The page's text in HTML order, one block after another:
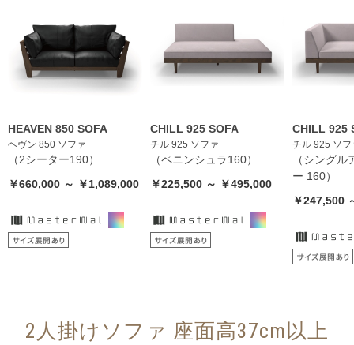
HEAVEN 850 SOFA
ヘヴン 850 ソファ
（2シーター190）
￥660,000 ～ ￥1,089,000
CHILL 925 SOFA
チル 925 ソファ
（ペニンシュラ160）
￥225,500 ～ ￥495,000
CHILL 925
チル 925 ソフ
（シング
ー 160）
￥247,500
2人掛けソファ 座面高37cm以上